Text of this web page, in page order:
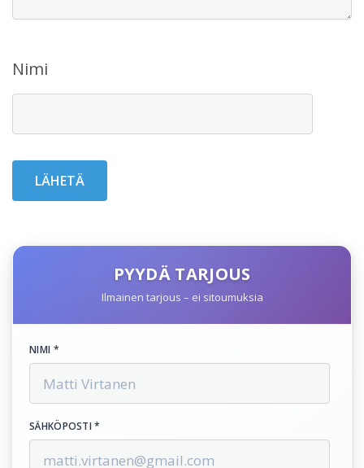
Nimi
PYYDÄ TARJOUS
Ilmainen tarjous – ei sitoumuksia
NIMI *
SÄHKÖPOSTI *